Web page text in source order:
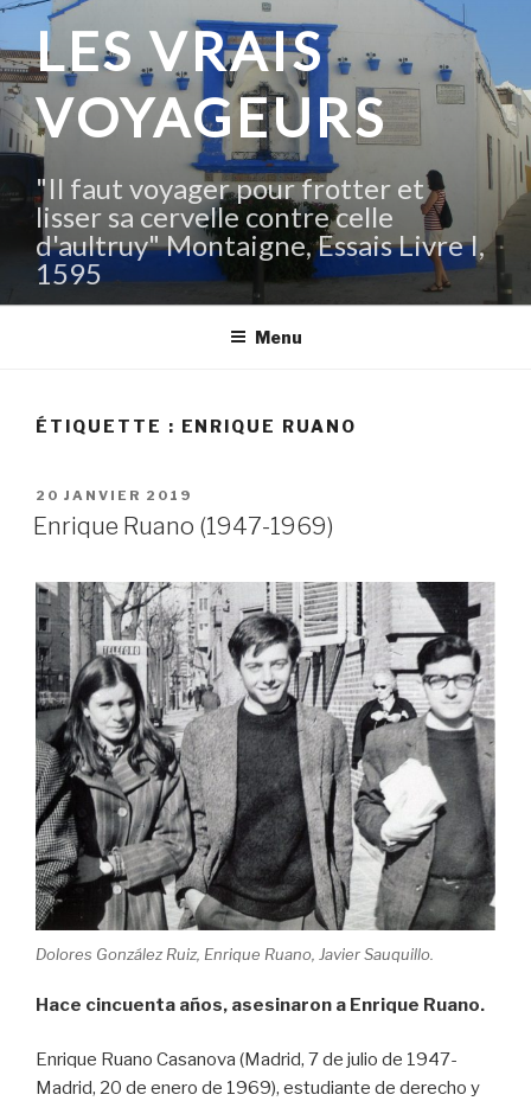
Aller
contenu
principal
LES VRAIS
VOYAGEURS
"Il faut voyager pour frotter et
lisser sa cervelle contre celle
d'aultruy" Montaigne, Essais Livre I,
1595
Menu
ÉTIQUETTE : ENRIQUE RUANO
PUBLIÉ
LE
20 JANVIER 2019
Enrique Ruano (1947-1969)
Dolores González Ruiz, Enrique Ruano, Javier Sauquillo.
Hace cincuenta años, asesinaron a Enrique Ruano.
Enrique Ruano Casanova (Madrid, 7 de julio de 1947-
Madrid, 20 de enero de 1969), estudiante de derecho y